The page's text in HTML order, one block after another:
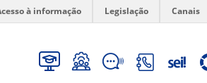
à informação Legislação Canais